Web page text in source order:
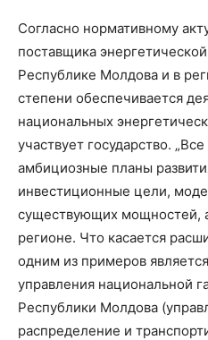
Согласно нормативному
поставщика
Республике Молдова и в
степени обеспечивается
национальных
участвует государство.
амбициозные планы
инвестиционные цели,
существующих мощностей,
регионе. Что касается
одним из примеров
управления национальной
Республики Молдова
распределение и